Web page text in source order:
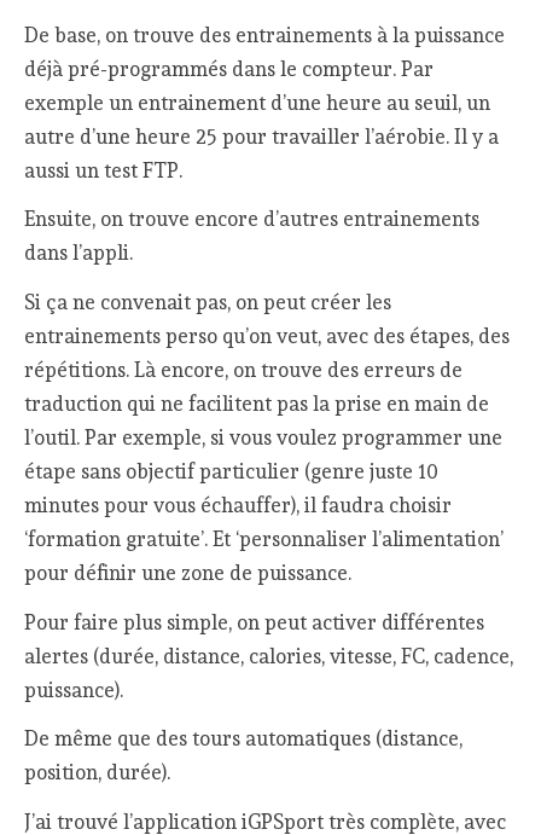
De base, on trouve des entrainements à la puissance
déjà pré-programmés dans le compteur. Par
exemple un entrainement d’une heure au seuil, un
autre d’une heure 25 pour travailler l’aérobie. Il y a
aussi un test FTP.
Ensuite, on trouve encore d’autres entrainements
dans l’appli.
Si ça ne convenait pas, on peut créer les
entrainements perso qu’on veut, avec des étapes, des
répétitions. Là encore, on trouve des erreurs de
traduction qui ne facilitent pas la prise en main de
l’outil. Par exemple, si vous voulez programmer une
étape sans objectif particulier (genre juste 10
minutes pour vous échauffer), il faudra choisir
‘formation gratuite’. Et ‘personnaliser l’alimentation’
pour définir une zone de puissance.
Pour faire plus simple, on peut activer différentes
alertes (durée, distance, calories, vitesse, FC, cadence,
puissance).
De même que des tours automatiques (distance,
position, durée).
J’ai trouvé l’application iGPSport très complète, avec